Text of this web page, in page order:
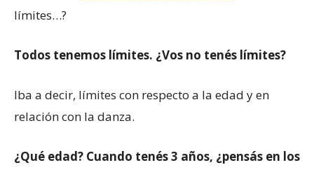
límites…?
Todos tenemos límites. ¿Vos no tenés límites?
Iba a decir, límites con respecto a la edad y en
relación con la danza.
¿Qué edad? Cuando tenés 3 años, ¿pensás en los